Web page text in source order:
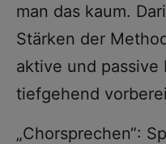
man das kaum.
Stärken der
aktive und passive
tiefgehend
„Chorsprechen“: